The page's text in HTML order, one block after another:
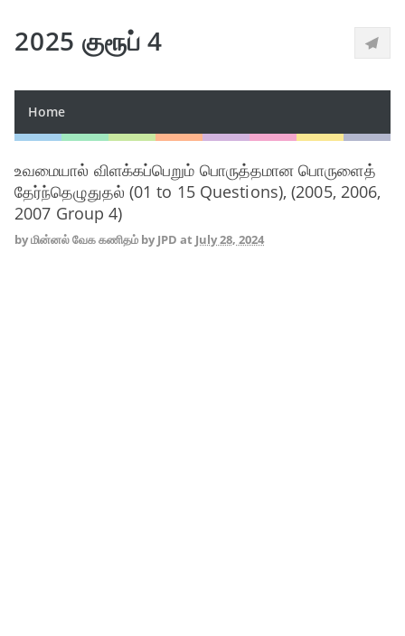
2025 குரூப் 4
Home
உவமையால் விளக்கப்பெறும் பொருத்தமான பொருளைத்
தேர்ந்தெழுதுதல் (01 to 15 Questions), (2005, 2006,
2007 Group 4)
byமின்னல் வேக கணிதம் by JPD at July 28, 2024